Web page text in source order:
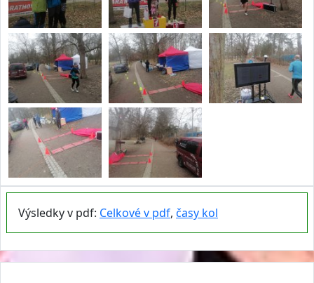
Výsledky v pdf: Celkové v pdf, časy kol